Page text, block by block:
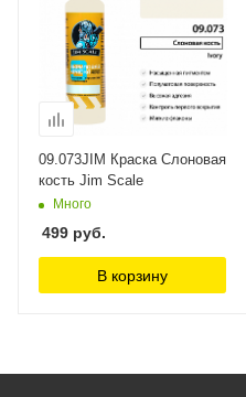
09.073JIM Краска Слоновая
кость Jim Scale
Много
499 руб.
В корзину